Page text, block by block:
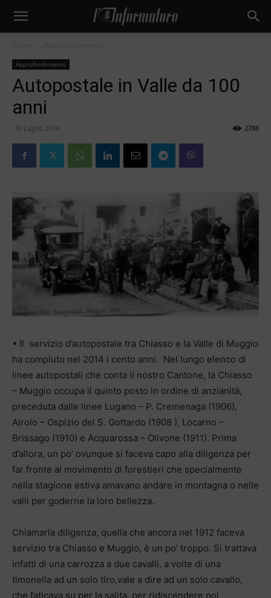
Approfondimento
Autopostale in Valle da 100
anni
10 Luglio 2014 2788
• Il servizio d’autopostale tra Chiasso e la Valle di Muggio
ha compiuto nel 2014 i cento anni. Nel lungo elenco di
linee autopostali che conta il nostro Cantone, la Chiasso
– Muggio occupa il quinto posto in ordine di anzianità,
preceduta dalle linee Lugano – P. Cremenaga (1906),
Airolo – Ospizio del S. Gottardo (1908 ), Locarno –
Brissago (1910) e Acquarossa – Olivone (1911). Prima
d’allora, un po’ ovunque si faceva capo alla diligenza per
far fronte al movimento di forestieri che specialmente
nella stagione estiva amavano andare in montagna o nelle
valli per goderne la loro bellezza.
Chiamarla diligenza, quella che ancora nel 1912 faceva
servizio tra Chiasso e Muggio, è un po’ troppo. Si trattava
infatti di una carrozza a due cavalli, a volte di una
timonella ad un solo tiro,vale a dire ad un solo cavallo,
che faticava su per la salita, per ridiscendere poi